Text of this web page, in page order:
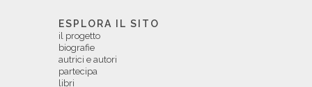
ESPLORA IL SITO
il progetto
biografie
autrici e autori
partecipa
libri